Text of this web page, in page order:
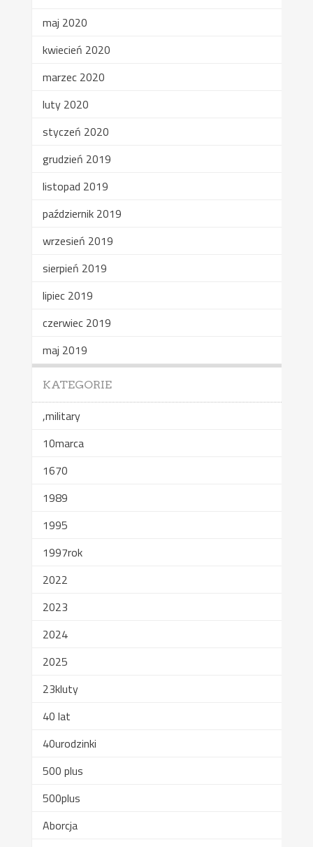
maj 2020
kwiecień 2020
marzec 2020
luty 2020
styczeń 2020
grudzień 2019
listopad 2019
październik 2019
wrzesień 2019
sierpień 2019
lipiec 2019
czerwiec 2019
maj 2019
KATEGORIE
,military
10marca
1670
1989
1995
1997rok
2022
2023
2024
2025
23kluty
40 lat
40urodzinki
500 plus
500plus
Aborcja